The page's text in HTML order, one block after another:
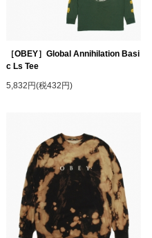
［OBEY］Global Annihilation Basi
c Ls Tee
5,832円(税432円)